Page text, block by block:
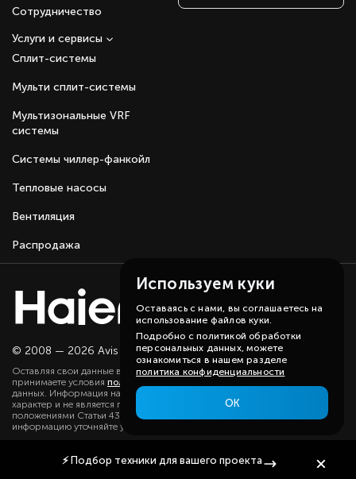
Сотрудничество
Сплит-системы
Мульти сплит-системы
Мультизональные VRF
системы
Системы чиллер-фанкойл
Тепловые насосы
Вентиляция
Распродажа
Услуги и сервисы
© 2008 — 2026 Avis group.Карта сайта
Оставляя свои данные в любой форме на сайте, вы даете согласие и
принимаете условия политики
данных. Информация на данном сайте носит ознакомительный
характер и не является публичной офертой, определяемой
положениями Статьи 437(2) ГК РФ. Существенную для вас
информацию уточняйте у наших менеджеров.
⚡ Подбор техники для вашего проекта
Используем куки
Оставаясь с нами, вы соглашаетесь на
использование файлов куки.
Подробно с политикой обработки
персональных данных, можете
ознакомиться в нашем разделе
политика конфиденциальности
ОК